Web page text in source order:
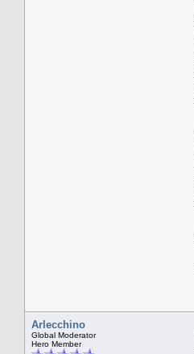
Arlecchino
Global Moderator
Hero Member